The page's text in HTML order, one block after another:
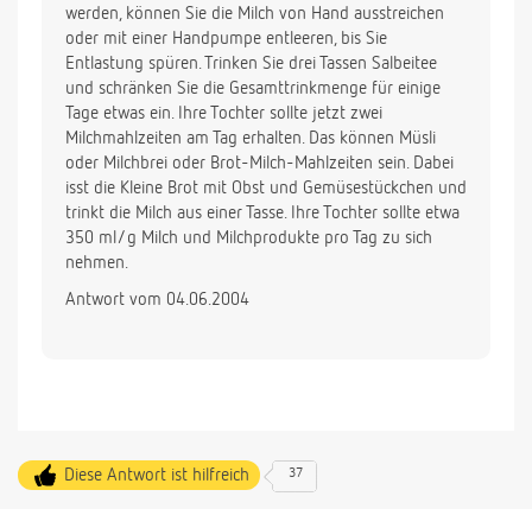
werden, können Sie die Milch von Hand ausstreichen
oder mit einer Handpumpe entleeren, bis Sie
Entlastung spüren. Trinken Sie drei Tassen Salbeitee
und schränken Sie die Gesamttrinkmenge für einige
Tage etwas ein. Ihre Tochter sollte jetzt zwei
Milchmahlzeiten am Tag erhalten. Das können Müsli
oder Milchbrei oder Brot-Milch-Mahlzeiten sein. Dabei
isst die Kleine Brot mit Obst und Gemüsestückchen und
trinkt die Milch aus einer Tasse. Ihre Tochter sollte etwa
350 ml/g Milch und Milchprodukte pro Tag zu sich
nehmen.
Antwort vom 04.06.2004
Diese Antwort ist hilfreich 37